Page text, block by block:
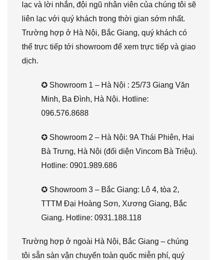
lạc và lời nhắn, đội ngũ nhân viên của chúng tôi sẽ
liên lạc với quý khách trong thời gian sớm nhất.
Trường hợp ở Hà Nội, Bắc Giang, quý khách có
thể trực tiếp tới showroom để xem trực tiếp và giao
dịch.
✪ Showroom 1 – Hà Nội : 25/73 Giang Văn
Minh, Ba Đình, Hà Nội. Hotline:
096.576.8688
✪ Showroom 2 – Hà Nội: 9A Thái Phiên, Hai
Bà Trưng, Hà Nội (đối diện Vincom Bà Triệu).
Hotline: 0901.989.686
✪ Showroom 3 – Bắc Giang: Lô 4, tòa 2,
TTTM Đại Hoàng Sơn, Xương Giang, Bắc
Giang. Hotline: 0931.188.118
Trường hợp ở ngoài Hà Nội, Bắc Giang – chúng
tôi sẵn sàn vận chuyển toàn quốc miễn phí, quý